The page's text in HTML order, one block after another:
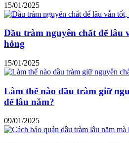
15/01/2025
Dầu tràm nguyên chất để lâu
hỏng
15/01/2025
Làm thế nào dầu tràm giữ
để lâu năm?
09/01/2025